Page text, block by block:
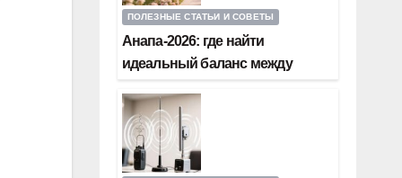
ПОЛЕЗНЫЕ СТАТЬИ И СОВЕТЫ
Анапа-2026: где найти
идеальный баланс между
шаговой доступностью пляжа